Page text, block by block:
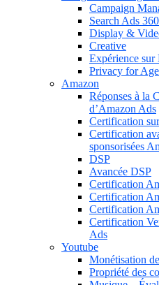
Campaign
Search Ads 360
Display &
Creative
Expérience sur
Privacy for
Amazon
Réponses à la
d’Amazon Ads
Certification
Certification
sponsorisées
DSP
Avancée DSP
Certification
Certification
Certification
Certification
Ads
Youtube
Monétisation
Propriété des